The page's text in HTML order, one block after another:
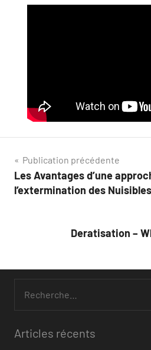
Navigation
de
Publication précédente
Les Avantages d’une
l’extermination des Nuisibles
Deratisation –
pour
Articles récents